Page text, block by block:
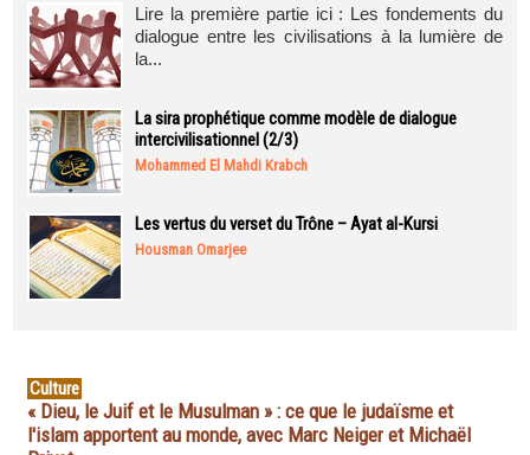
Lire la première partie ici : Les fondements du
dialogue entre les civilisations à la lumière de
la...
La sira prophétique comme modèle de dialogue
intercivilisationnel (2/3)
Mohammed El Mahdi Krabch
Les vertus du verset du Trône – Ayat al-Kursi
Housman Omarjee
Culture
« Dieu, le Juif et le Musulman » : ce que le judaïsme et
l'islam apportent au monde, avec Marc Neiger et Michaël